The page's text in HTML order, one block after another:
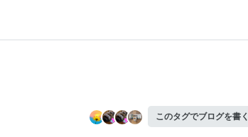
このタグでブログを書く